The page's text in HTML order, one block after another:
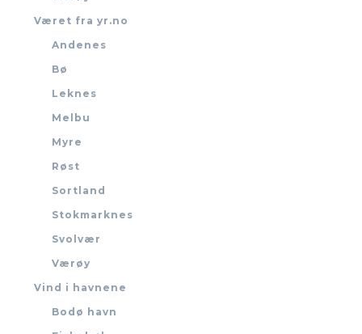
Været fra yr.no
Andenes
Bø
Leknes
Melbu
Myre
Røst
Sortland
Stokmarknes
Svolvær
Værøy
Vind i havnene
Bodø havn